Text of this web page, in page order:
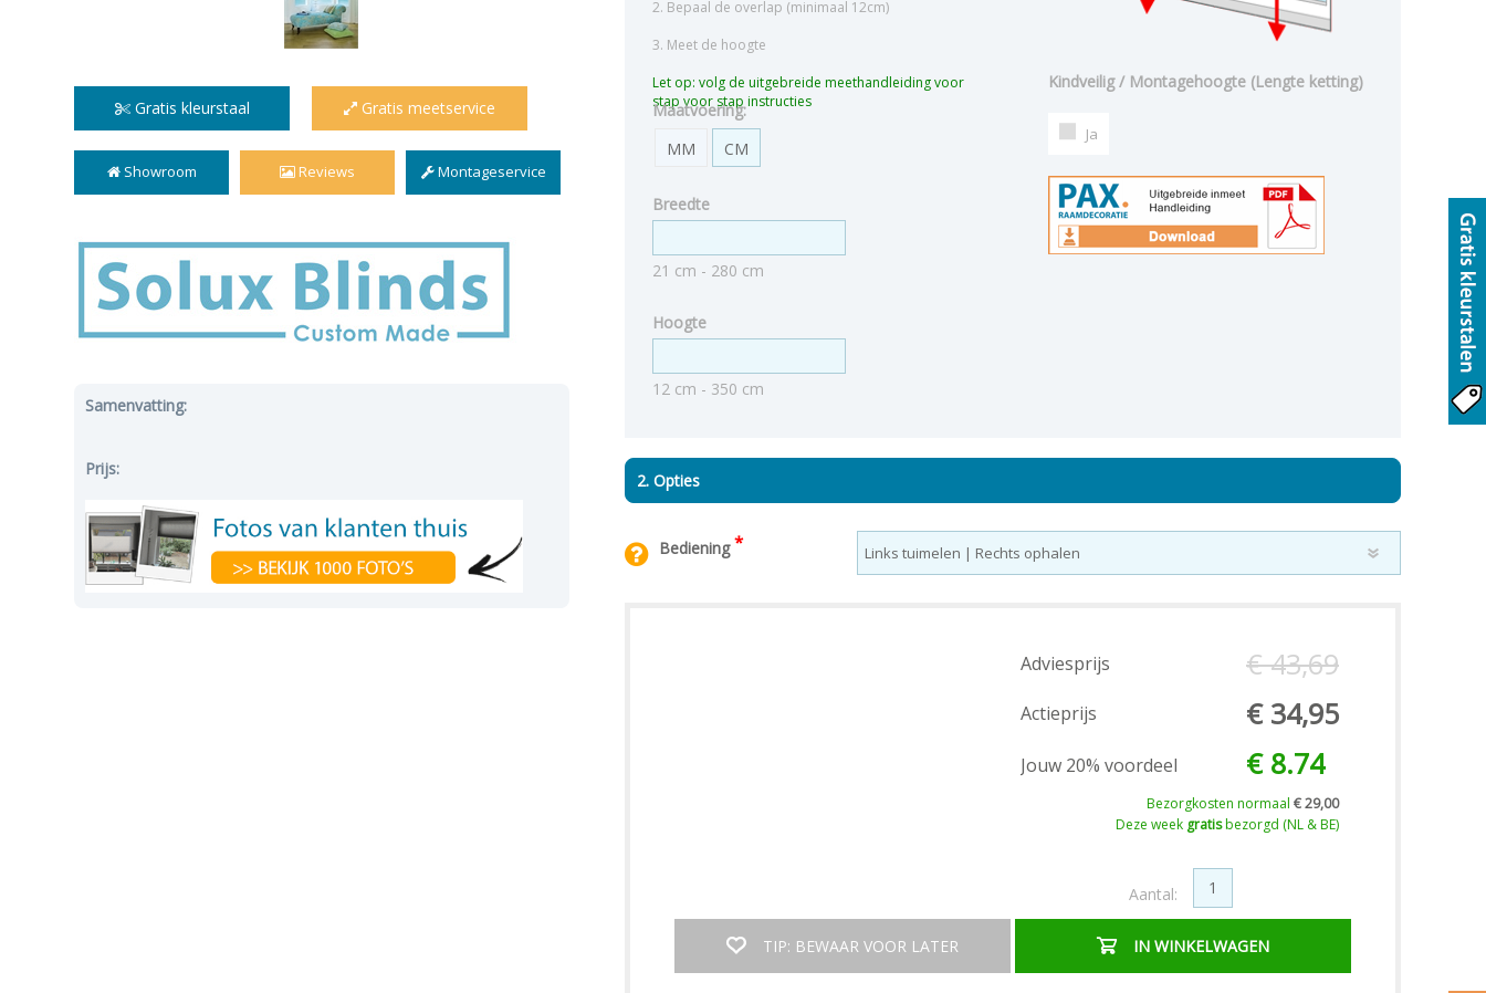
Gratis kleurstaal Gratis meetservice
Showroom Reviews Montageservice
Samenvatting:
Prijs:
2. Bepaal de overlap (minimaal 12cm)
3. Meet de hoogte
Let op: volg de uitgebreide meethandleiding voor
stap voor stap instructies
Maatvoering:
MM
CM
Breedte
21 cm - 280 cm
Hoogte
12 cm - 350 cm
Kindveilig / Montagehoogte (Lengte ketting)
Ja
2. Opties
Bediening*
Adviesprijs € 43,69
Actieprijs € 34,95
Jouw 20% voordeel € 8.74
Bezorgkosten normaal € 29,00
Deze week gratisbezorgd (NL & BE)
TIP: BEWAAR VOOR LATER
Aantal:
IN WINKELWAGEN